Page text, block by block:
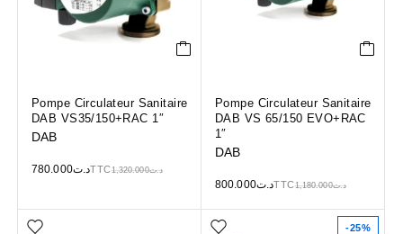
Pompe Circulateur Sanitaire
DAB VS35/150+RAC 1″
DAB
د.ت1,320.000 د.ت780.000 TTC
Pompe Circulateur Sanitaire
DAB VS 65/150 EVO+RAC
1″
DAB
د.ت1,180.000 د.ت800.000 TTC
-25%